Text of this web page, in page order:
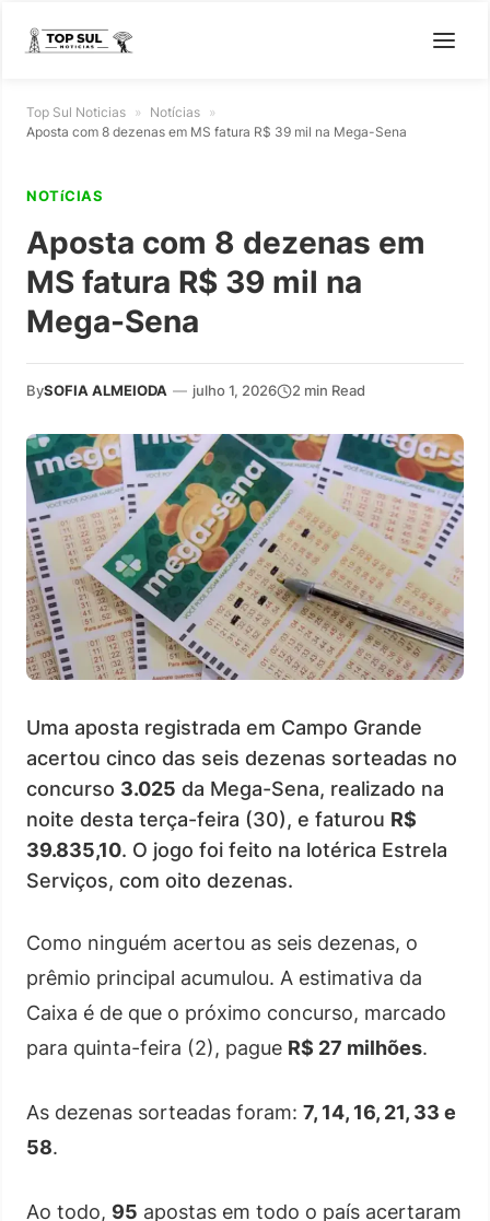
Top Sul Noticias » Notícias »
Aposta com 8 dezenas em MS fatura R$ 39 mil na Mega-Sena
NOTíCIAS
Aposta com 8 dezenas em
MS fatura R$ 39 mil na
Mega-Sena
BySOFIA ALMEIODA — julho 1, 2026 2 min Read
Uma aposta registrada em Campo Grande
acertou cinco das seis dezenas sorteadas no
concurso 3.025 da Mega-Sena, realizado na
noite desta terça-feira (30), e faturou R$
39.835,10. O jogo foi feito na lotérica Estrela
Serviços, com oito dezenas.
Como ninguém acertou as seis dezenas, o
prêmio principal acumulou. A estimativa da
Caixa é de que o próximo concurso, marcado
para quinta-feira (2), pague R$ 27 milhões.
As dezenas sorteadas foram: 7, 14, 16, 21, 33 e
58.
Ao todo, 95 apostas em todo o país acertaram